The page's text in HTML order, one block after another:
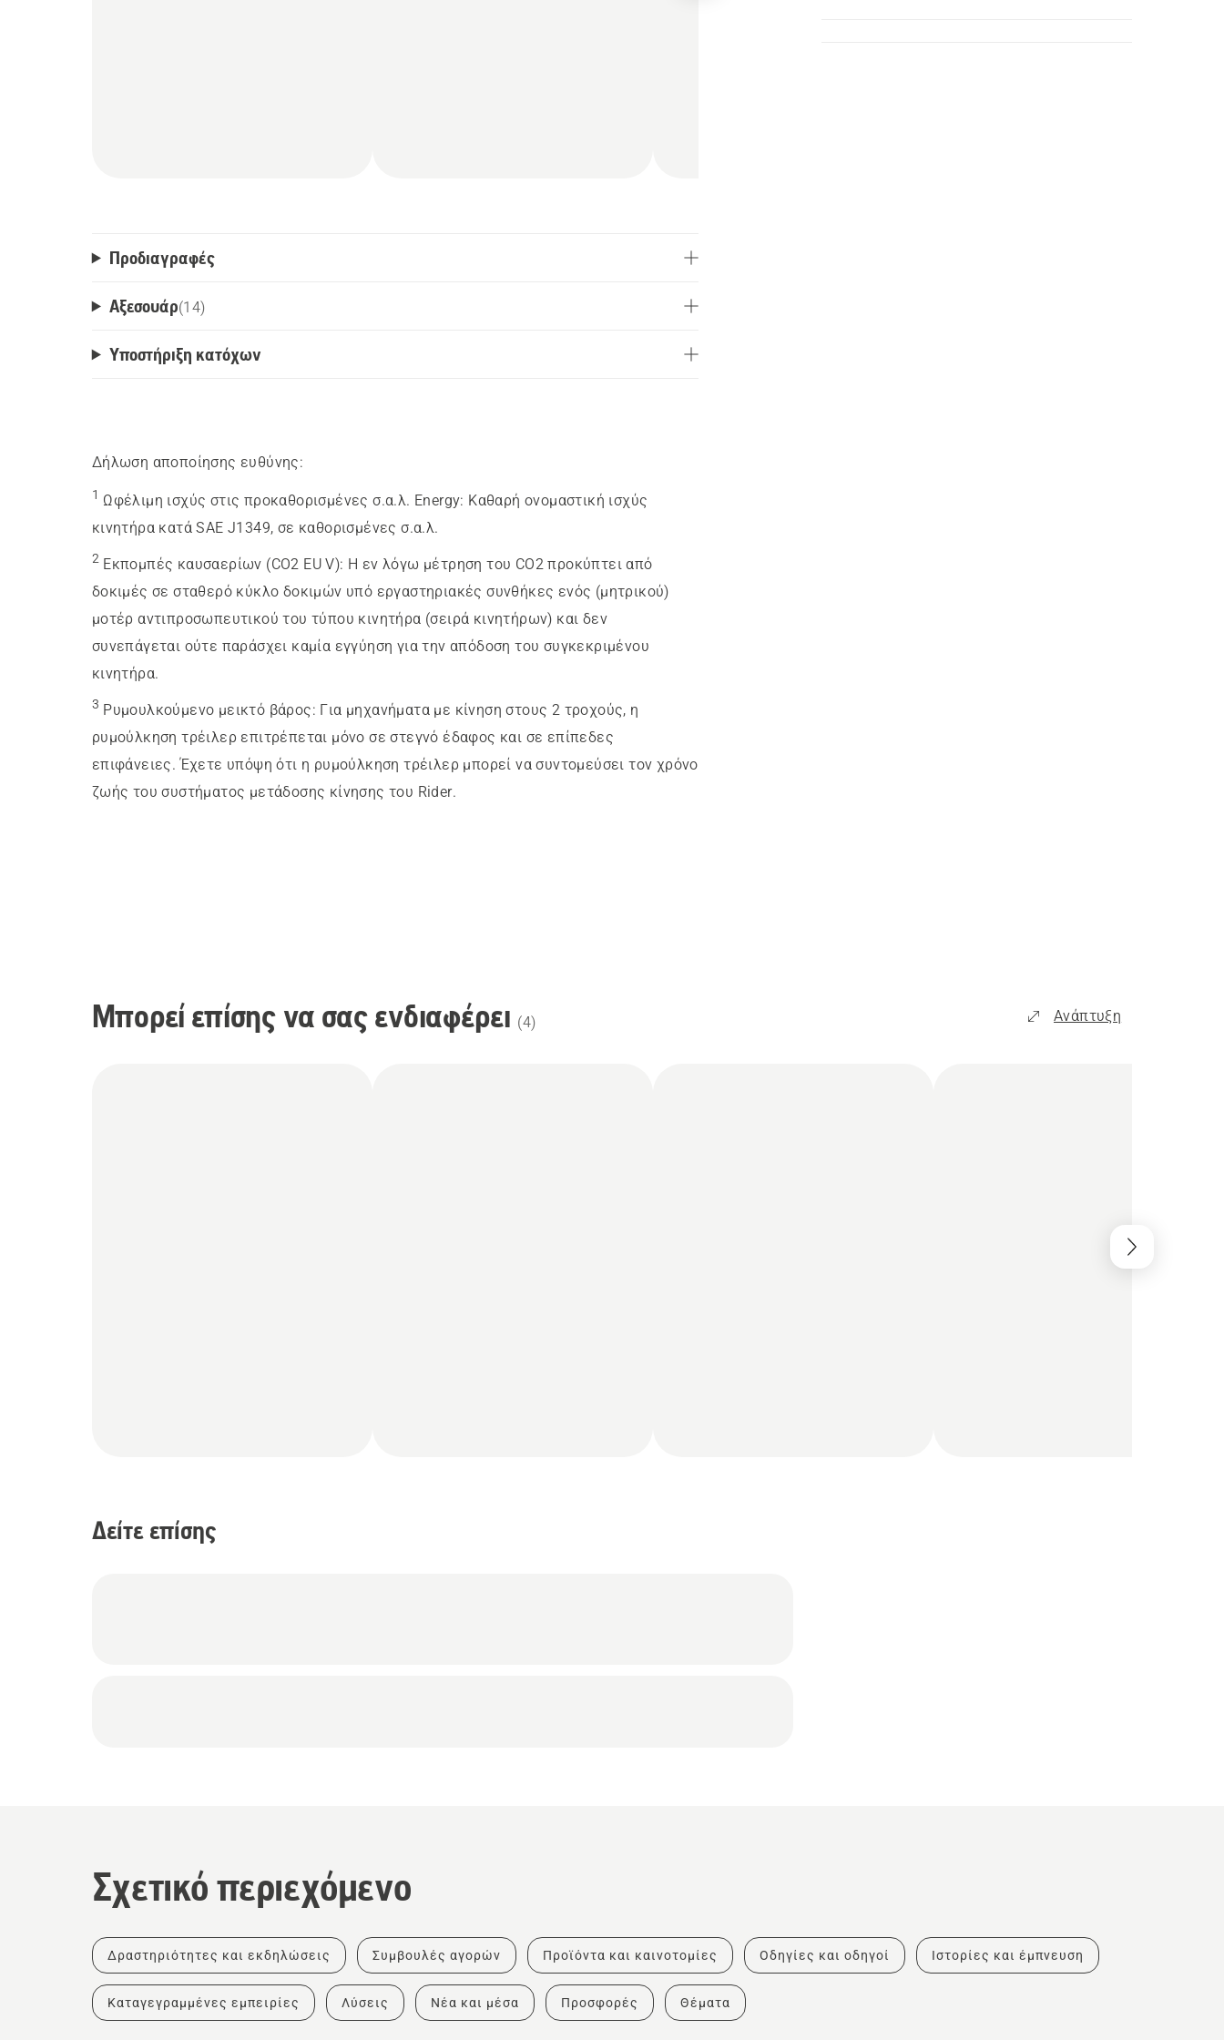
Προδιαγραφές
Αξεσουάρ(14)
Υποστήριξη κατόχων
Δήλωση αποποίησης ευθύνης:
1 Ωφέλιμη ισχύς στις προκαθορισμένες σ.α.λ. Energy: Καθαρή ονομαστική ισχύς
κινητήρα κατά SAE J1349, σε καθορισμένες σ.α.λ.
2 Εκπομπές καυσαερίων (CO2 EU V): Η εν λόγω μέτρηση του CO2 προκύπτει από
δοκιμές σε σταθερό κύκλο δοκιμών υπό εργαστηριακές συνθήκες ενός (μητρικού)
μοτέρ αντιπροσωπευτικού του τύπου κινητήρα (σειρά κινητήρων) και δεν
συνεπάγεται ούτε παράσχει καμία εγγύηση για την απόδοση του συγκεκριμένου
κινητήρα.
3 Ρυμουλκούμενο μεικτό βάρος: Για μηχανήματα με κίνηση στους 2 τροχούς, η
ρυμούλκηση τρέιλερ επιτρέπεται μόνο σε στεγνό έδαφος και σε επίπεδες
επιφάνειες. Έχετε υπόψη ότι η ρυμούλκηση τρέιλερ μπορεί να συντομεύσει τον χρόνο
ζωής του συστήματος μετάδοσης κίνησης του Rider.
Μπορεί επίσης να σας ενδιαφέρει (4) Ανάπτυξη
Δείτε επίσης
Σχετικό περιεχόμενο
Δραστηριότητες και εκδηλώσεις Συμβουλές αγορών Προϊόντα και καινοτομίες Οδηγίες και οδηγοί Ιστορίες και έμπνευση
Καταγεγραμμένες εμπειρίες Λύσεις Νέα και μέσα Προσφορές Θέματα